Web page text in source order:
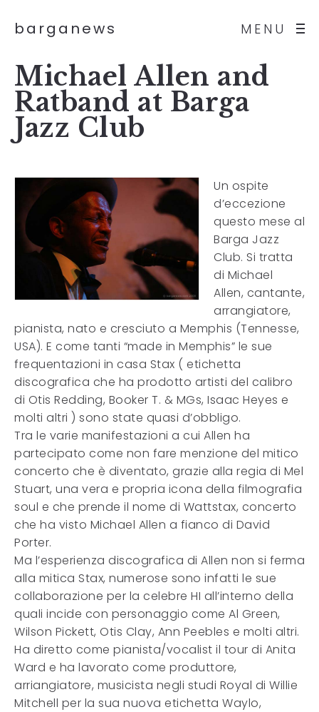
MENU
barganews
Michael Allen and
Ratband at Barga
Jazz Club
Un ospite
d’eccezione
questo mese al
Barga Jazz
Club. Si tratta
di Michael
Allen, cantante,
arrangiatore,
pianista, nato e cresciuto a Memphis (Tennesse,
USA). E come tanti “made in Memphis” le sue
frequentazioni in casa Stax ( etichetta
discografica che ha prodotto artisti del calibro
di Otis Redding, Booker T. & MGs, Isaac Heyes e
molti altri ) sono state quasi d’obbligo.
Tra le varie manifestazioni a cui Allen ha
partecipato come non fare menzione del mitico
concerto che è diventato, grazie alla regia di Mel
Stuart, una vera e propria icona della filmografia
soul e che prende il nome di Wattstax, concerto
che ha visto Michael Allen a fianco di David
Porter.
Ma l’esperienza discografica di Allen non si ferma
alla mitica Stax, numerose sono infatti le sue
collaborazione per la celebre HI all’interno della
quali incide con personaggio come Al Green,
Wilson Pickett, Otis Clay, Ann Peebles e molti altri.
Ha diretto come pianista/vocalist il tour di Anita
Ward e ha lavorato come produttore,
arriangiatore, musicista negli studi Royal di Willie
Mitchell per la sua nuova etichetta Waylo,